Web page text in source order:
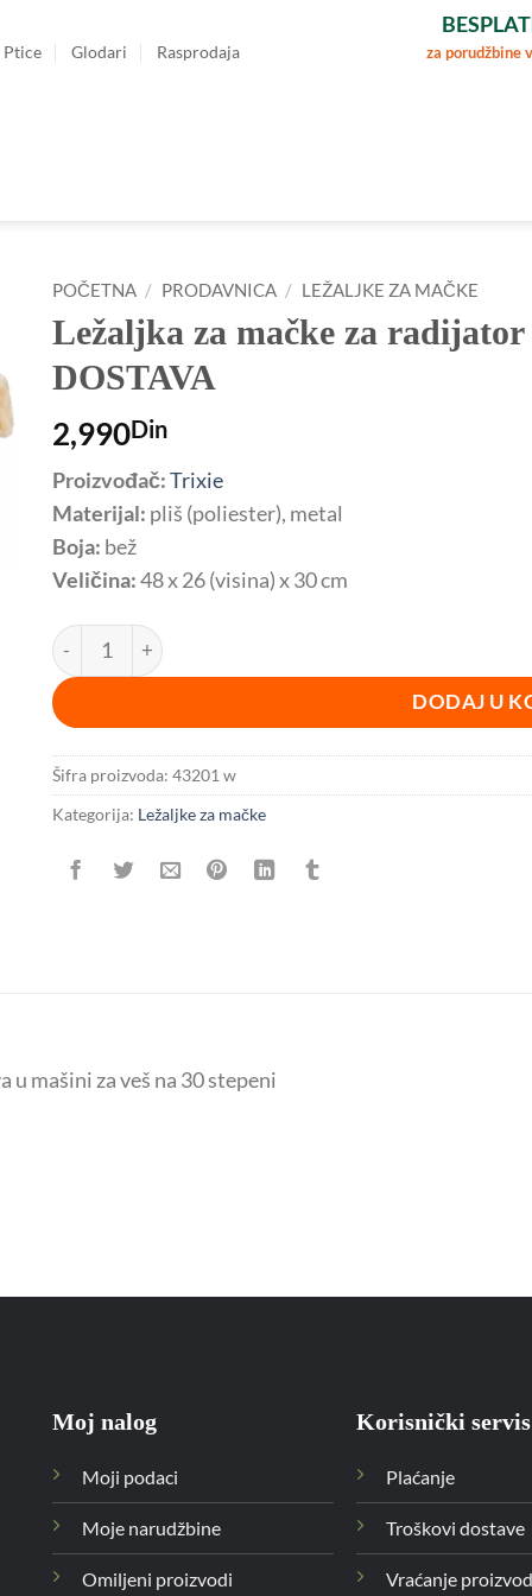
Ptice Glodari Rasprodaja za porudžbine
POČETNA / PRODAVNICA / LEŽALJKE ZA MAČKE
Ležaljka za mačke za
DOSTAVA
2,990Din
Proizvođač:Trixie
Materijal: pliš (poliester), metal
Boja: bež
Veličina:48 x 26 (visina) x 30 cm
Ležaljka za mačke za radijator Beige BESPLATNA
DODAJ U
Šifra proizvoda: 43201 w
Kategorija: Ležaljke za mačke
mašini za veš na 30 stepeni
Moj nalog
Moji podaci
Moje narudžbine
Omiljeni proizvodi
Korisnički servis
Plaćanje
Troškovi dostave
Vraćanje